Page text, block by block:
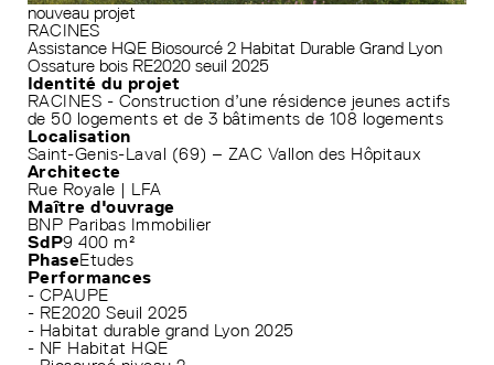
nouveau projet
RACINES
Assistance HQE Biosourcé 2 Habitat Durable Grand Lyon
Ossature bois RE2020 seuil 2025
Identité du projet
RACINES - Construction d’une résidence jeunes actifs
de 50 logements et de 3 bâtiments de 108 logements
Localisation
Saint-Genis-Laval (69) – ZAC Vallon des Hôpitaux
Architecte
Rue Royale | LFA
Maître d'ouvrage
BNP Paribas Immobilier
SdP9 400 m²
PhaseEtudes
Performances
- CPAUPE
- RE2020 Seuil 2025
- Habitat durable grand Lyon 2025
- NF Habitat HQE